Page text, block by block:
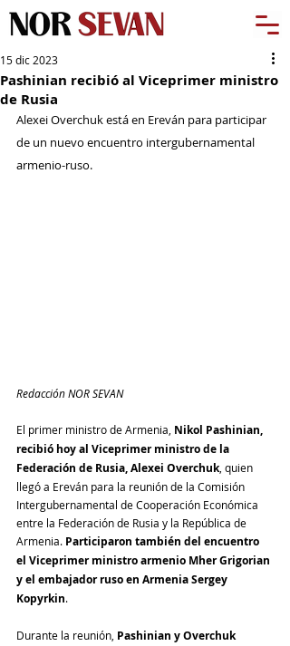
Pashinian recibió al Viceprimer ministro
de Rusia
15 dic 2023
Alexei Overchuk está en Ereván para participar
de un nuevo encuentro intergubernamental
armenio-ruso.
Redacción NOR SEVAN
El primer ministro de Armenia, Nikol Pashinian,
recibió hoy al Viceprimer ministro de la
Federación de Rusia, Alexei Overchuk, quien
llegó a Ereván para la reunión de la Comisión
Intergubernamental de Cooperación Económica
entre la Federación de Rusia y la República de
Armenia. Participaron también del encuentro
el Viceprimer ministro armenio Mher Grigorian
y el embajador ruso en Armenia Sergey
Kopyrkin.
Durante la reunión, Pashinian y Overchuk